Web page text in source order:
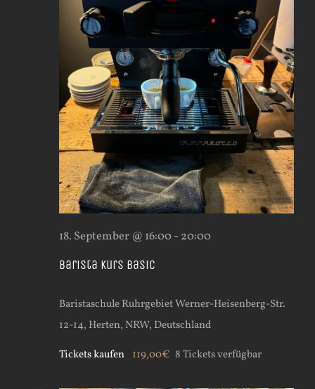
Barista Kurs Basic
18. September @ 16:00- 20:00
Baristaschule RuhrgebietWerner-Heisenberg-Str.
12-14, Herten, NRW, Deutschland
Tickets kaufen 119,00€ 8 Tickets verfügbar